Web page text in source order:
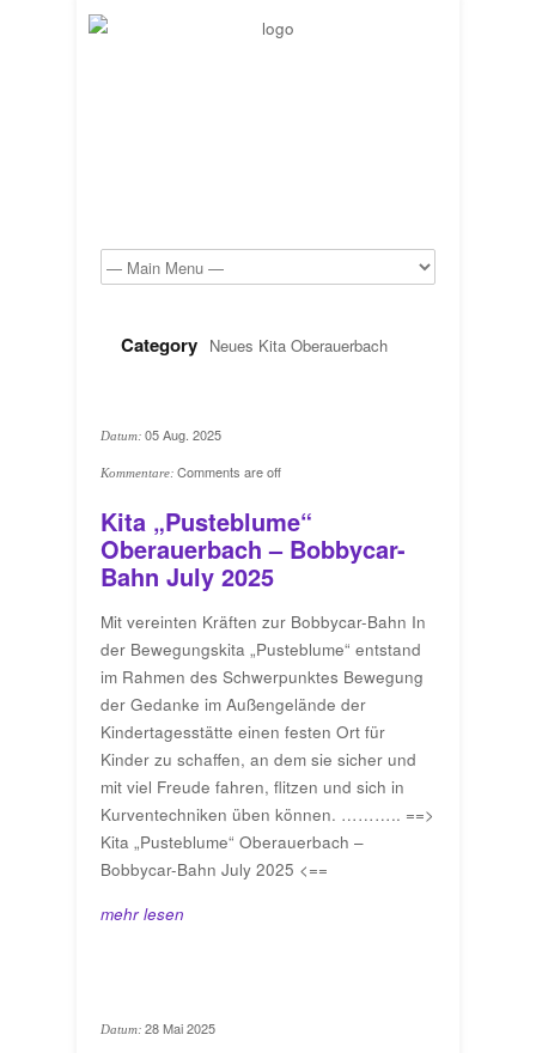
Category Neues Kita Oberauerbach
Datum: 05 Aug. 2025
Kommentare: Comments are off
Kita „Pusteblume“
Oberauerbach – Bobbycar-
Bahn July 2025
Mit vereinten Kräften zur Bobbycar-Bahn In
der Bewegungskita „Pusteblume“ entstand
im Rahmen des Schwerpunktes Bewegung
der Gedanke im Außengelände der
Kindertagesstätte einen festen Ort für
Kinder zu schaffen, an dem sie sicher und
mit viel Freude fahren, flitzen und sich in
Kurventechniken üben können. ……….. ==>
Kita „Pusteblume“ Oberauerbach –
Bobbycar-Bahn July 2025 <==
mehr lesen
Datum: 28 Mai 2025